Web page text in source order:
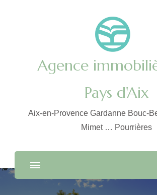
Agence
Pays d'Aix
Aix-en-Provence Gardanne Bouc-
Mimet … Pourrières